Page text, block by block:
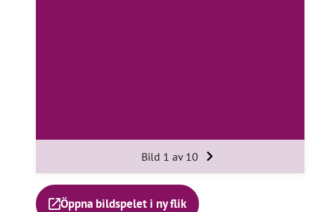
Bild 1 av 10
Öppna bildspelet i ny flik